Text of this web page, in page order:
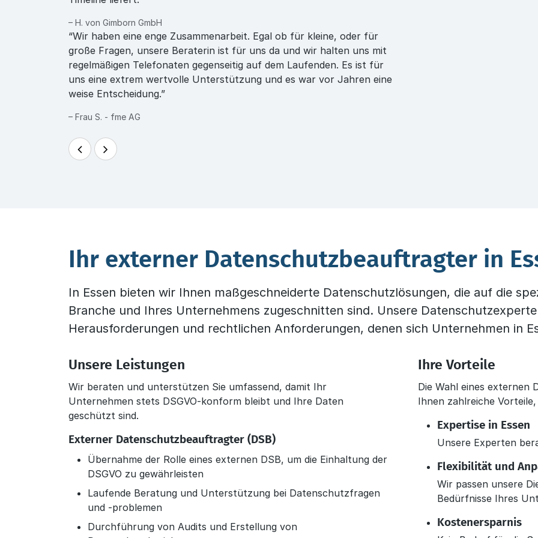
– H. von Gimborn GmbH
“Wir haben eine enge Zusammenarbeit. Egal ob für kleine, oder für
große Fragen, unsere Beraterin ist für uns da und wir halten uns mit
regelmäßigen Telefonaten gegenseitig auf dem Laufenden. Es ist für
uns eine extrem wertvolle Unterstützung und es war vor Jahren eine
weise Entscheidung.”
– Frau S. - fme AG
Ihr externer Datenschutzbeauftragter in
In Essen bieten wir Ihnen maßgeschneiderte Datenschutzlösungen, die auf die
Branche und Ihres Unternehmens zugeschnitten sind. Unsere
Herausforderungen und rechtlichen Anforderungen, denen sich Unternehmen in
Unsere Leistungen
Wir beraten und unterstützen Sie umfassend, damit Ihr
Unternehmen stets DSGVO-konform bleibt und Ihre Daten
geschützt sind.
Externer Datenschutzbeauftragter (DSB)
Übernahme der Rolle eines externen DSB, um die Einhaltung der
DSGVO zu gewährleisten
Laufende Beratung und Unterstützung bei Datenschutzfragen
und -problemen
Durchführung von Audits und Erstellung von
Ihre Vorteile
Die Wahl eines externen
Ihnen zahlreiche
Expertise in Essen
Unsere Experten
Flexibilität und
Wir passen unsere
Bedürfnisse Ihres
Kostenersparnis